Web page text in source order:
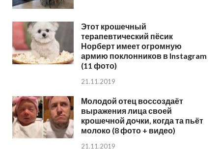
Этот крошечный
терапевтический пёсик
Норберт имеет огромную
армию поклонников в Instagram
(11 фото)
21.11.2019
Молодой отец воссоздаёт
выражения лица своей
крошечной дочки, когда та пьёт
молоко (8 фото + видео)
21.11.2019